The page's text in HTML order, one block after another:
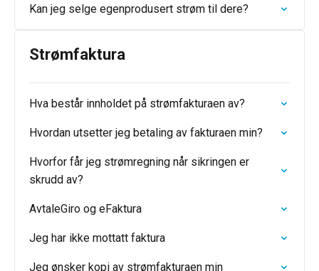
Kan jeg selge egenprodusert strøm til dere?
Strømfaktura
Hva består innholdet på strømfakturaen av?
Hvordan utsetter jeg betaling av fakturaen min?
Hvorfor får jeg strømregning når sikringen er
skrudd av?
AvtaleGiro og eFaktura
Jeg har ikke mottatt faktura
Jeg ønsker kopi av strømfakturaen min